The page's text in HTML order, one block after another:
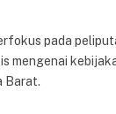
pada
mengenai
Barat.